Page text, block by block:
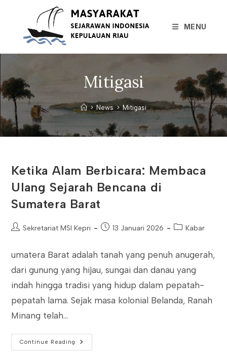
MENU
Mitigasi
> News > Mitigasi
Ketika Alam Berbicara: Membaca
Ulang Sejarah Bencana di
Sumatera Barat
PostSekretariat MSI Kepri
Post13 Januari 2026
PostKabar
umatera Barat adalah tanah yang penuh anugerah,
dari gunung yang hijau, sungai dan danau yang
indah hingga tradisi yang hidup dalam pepatah-
pepatah lama. Sejak masa kolonial Belanda, Ranah
Minang telah…
Continue Reading
Ketika
Alam